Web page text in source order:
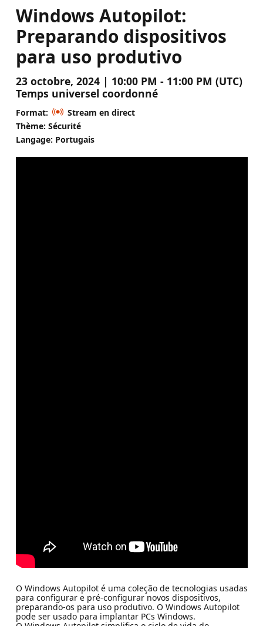
Windows Autopilot:
Preparando dispositivos
para uso produtivo
23 octobre, 2024 | 10:00 PM - 11:00 PM (UTC)
Temps universel coordonné
Format:
Stream en direct
Thème: Sécurité
Langage: Portugais
O Windows Autopilot é uma coleção de tecnologias usadas
para configurar e pré-configurar novos dispositivos,
preparando-os para uso produtivo. O Windows Autopilot
pode ser usado para implantar PCs Windows.